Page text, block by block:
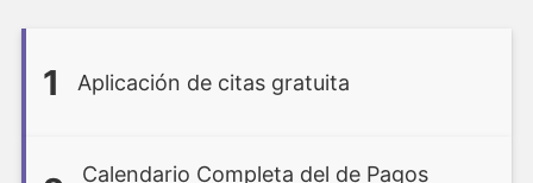
1 Aplicación de citas gratuita
Calendario Completa del de Pagos